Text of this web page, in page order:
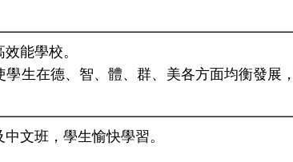
能學校。
生在德、智、體、群、美各方面均衡發展
中文班，學生愉快學習。